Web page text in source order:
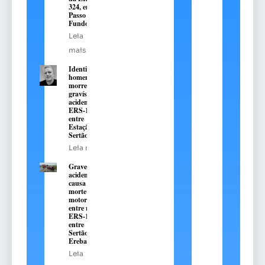
324, em
Passo
Fundo
Leia
mais
Identificado
homem que
morreu em
gravíssimo
acidente na
ERS-135,
entre
Estação e
Sertão
Leia mais
Grave
acidente
causa
morte de
motorista
entre na
ERS-135,
entre
Sertão e
Erebango
Leia